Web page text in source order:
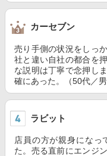
カーセブン
売り手側の状況をしっ
社と違い自社の都合を
な説明は丁寧で念押し
確にあった。（50代／男
ラビット
店員の方が親身になっ
た。売る直前にエンジ